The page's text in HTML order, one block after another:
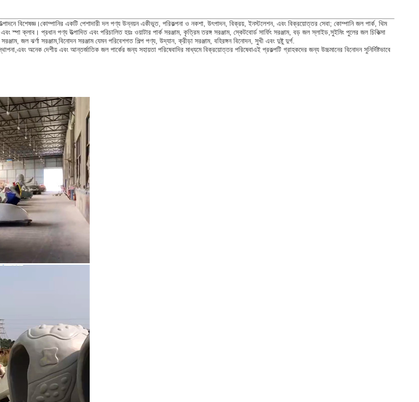
বিশেষজ্ঞ।কোম্পানির একটি পেশাদারী দল পণ্য উন্নয়ন একীভূত, পরিকল্পনা ও নকশা, উৎপাদন, বিক্রয়, ইনস্টলেশন, এবং বিক্রয়োত্তর সেবা; কোম্পানি জল পার্ক, থিম
স্পা ক্লাব। প্রধান পণ্য উত্পাদিত এবং পরিচালিত হয়ঃ ওয়াটার পার্ক সরঞ্জাম, কৃত্রিম তরঙ্গ সরঞ্জাম, স্কেটবোর্ড সার্ফিং সরঞ্জাম, বড় জল স্লাইড,সুইমিং পুলের জল চিকিত্সা
জল ঝর্ণা সরঞ্জাম,বিনোদন সরঞ্জাম যেমন পরিবেশগত শিল্প পণ্য, উদ্যান, ক্রীড়া সরঞ্জাম, বহিরঙ্গন বিনোদন, সুখী এবং দুষ্টু দুর্গ.
অনেক দেশীয় এবং আন্তর্জাতিক জল পার্কের জন্য সহায়তা পরিষেবাদির মাধ্যমে বিক্রয়োত্তর পরিষেবাএই প্রকল্পটি গ্রাহকদের জন্য উচ্চমানের বিনোদন সুনির্দিষ্টভাবে